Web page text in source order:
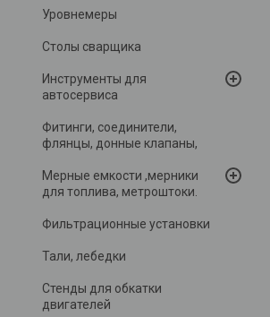
Уровнемеры
Столы сварщика
Инструменты для
автосервиса
Фитинги, соединители,
флянцы, донные клапаны,
Мерные емкости ,мерники
для топлива, метроштоки.
Фильтрационные установки
Тали, лебедки
Стенды для обкатки
двигателей